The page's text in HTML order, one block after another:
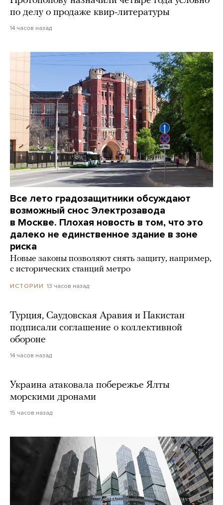
по делу о продаже квир-литературы
14 часов назад
Все лето градозащитники обсуждают
возможный снос Электрозавода
в Москве. Плохая новость в том, что это
далеко не единственное здание в зоне
риска
Новые законы позволяют снять защиту, например,
с исторических станций метро
ИСТОРИИ 13 часов назад
Турция, Саудовская Аравия и Пакистан
подписали соглашение о коллективной
обороне
14 часов назад
Украина атаковала побережье Ялты
морскими дронами
15 часов назад